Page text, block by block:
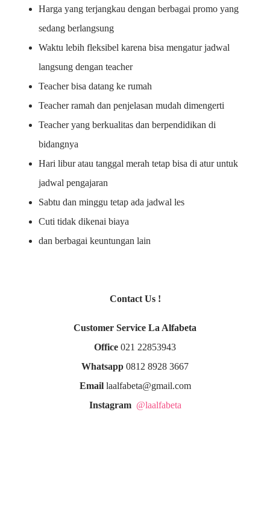
Harga yang terjangkau dengan berbagai promo yang
sedang berlangsung
Waktu lebih fleksibel karena bisa mengatur jadwal
langsung dengan teacher
Teacher bisa datang ke rumah
Teacher ramah dan penjelasan mudah dimengerti
Teacher yang berkualitas dan berpendidikan di
bidangnya
Hari libur atau tanggal merah tetap bisa di atur untuk
jadwal pengajaran
Sabtu dan minggu tetap ada jadwal les
Cuti tidak dikenai biaya
dan berbagai keuntungan lain
Contact Us !
Customer Service La Alfabeta
Office 021 22853943
Whatsapp 0812 8928 3667
Emaillaalfabeta@gmail.com
Instagram @laalfabeta